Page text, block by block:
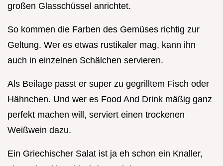
großen Glasschüssel anrichtet.
So kommen die Farben des Gemüses richtig zur
Geltung. Wer es etwas rustikaler mag, kann ihn
auch in einzelnen Schälchen servieren.
Als Beilage passt er super zu gegrilltem Fisch oder
Hähnchen. Und wer es Food And Drink mäßig ganz
perfekt machen will, serviert einen trockenen
Weißwein dazu.
Ein Griechischer Salat ist ja eh schon ein Knaller,